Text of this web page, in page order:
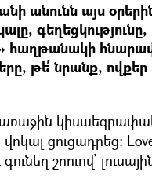
անունն այս
հաղթանակի
թե՛ նրանք, ովքեր
ցուցադրեց:
շոուով՝